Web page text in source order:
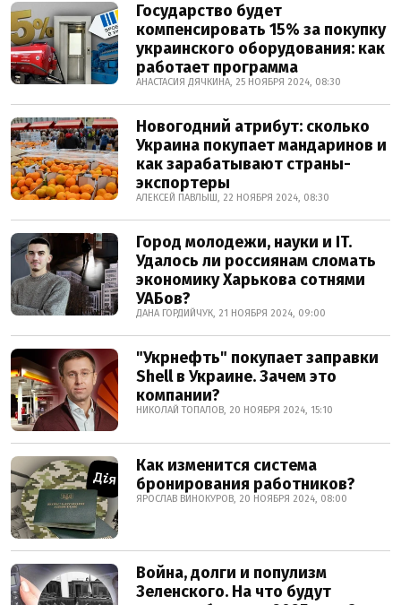
Государство будет
компенсировать 15% за покупку
украинского оборудования: как
работает программа
АНАСТАСИЯ ДЯЧКИНА, 25 НОЯБРЯ 2024, 08:30
Новогодний атрибут: сколько
Украина покупает мандаринов и
как зарабатывают страны-
экспортеры
АЛЕКСЕЙ ПАВЛЫШ, 22 НОЯБРЯ 2024, 08:30
Город молодежи, науки и IT.
Удалось ли россиянам сломать
экономику Харькова сотнями
УАБов?
ДАНА ГОРДИЙЧУК, 21 НОЯБРЯ 2024, 09:00
"Укрнефть" покупает заправки
Shell в Украине. Зачем это
компании?
НИКОЛАЙ ТОПАЛОВ, 20 НОЯБРЯ 2024, 15:10
Как изменится система
бронирования работников?
ЯРОСЛАВ ВИНОКУРОВ, 20 НОЯБРЯ 2024, 08:00
Война, долги и популизм
Зеленского. На что будут